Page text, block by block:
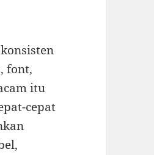
font,
itu
cepat